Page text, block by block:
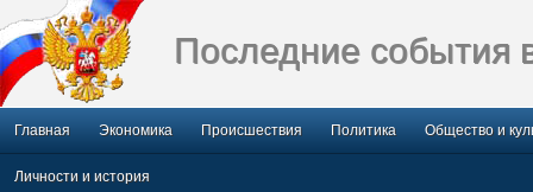
Последние события
Главная Экономика Происшествия Политика Общество и
Личности и история